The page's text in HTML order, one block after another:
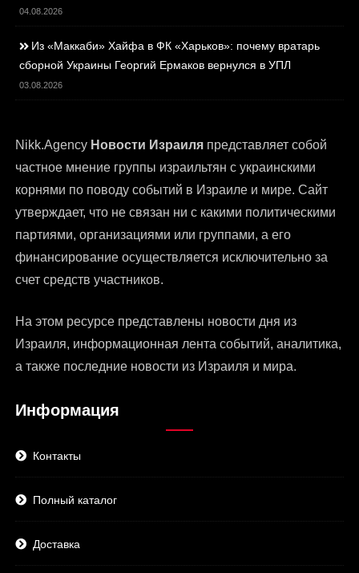
04.08.2026
Из «Маккаби» Хайфа в ФК «Харьков»: почему вратарь
сборной Украины Георгий Ермаков вернулся в УПЛ
03.08.2026
Nikk.Agency Новости Израиля представляет собой
частное мнение группы израильтян с украинскими
корнями по поводу событий в Израиле и мире. Сайт
утверждает, что не связан ни с какими политическими
партиями, организациями или группами, а его
финансирование осуществляется исключительно за
счет средств участников.
На этом ресурсе представлены новости дня из
Израиля, информационная лента событий, аналитика,
а также последние новости из Израиля и мира.
Информация
Контакты
Полный каталог
Доставка